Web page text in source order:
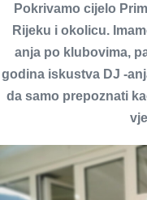
Pokrivamo cijelo
Rijeku i okolicu.
anja po klubovima,
godina iskustva DJ -
da samo prepoznati